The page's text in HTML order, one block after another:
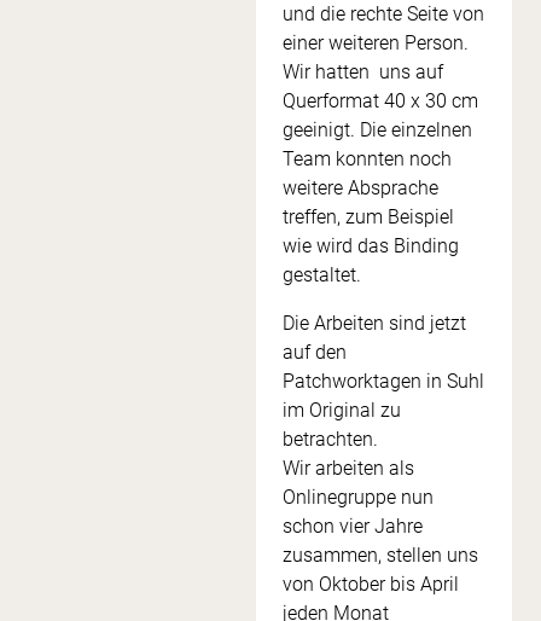
und die rechte Seite von
einer weiteren Person.
Wir hatten uns auf
Querformat 40 x 30 cm
geeinigt. Die einzelnen
Team konnten noch
weitere Absprache
treffen, zum Beispiel
wie wird das Binding
gestaltet.
Die Arbeiten sind jetzt
auf den
Patchworktagen in Suhl
im Original zu
betrachten.
Wir arbeiten als
Onlinegruppe nun
schon vier Jahre
zusammen, stellen uns
von Oktober bis April
jeden Monat